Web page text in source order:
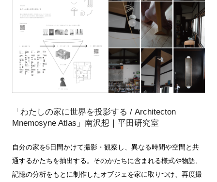
「わたしの家に世界を投影する / Architecton
Mnemosyne Atlas」南沢想｜平田研究室
自分の家を5日間かけて撮影・観察し、異なる時間や空間と共
通するかたちを抽出する。そのかたちに含まれる様式や物語、
記憶の分析をもとに制作したオブジェを家に取りつけ、再度撮